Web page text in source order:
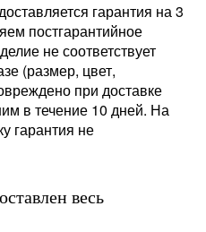
гарантия на 3
постгарантийное
не соответствует
(размер, цвет,
при доставке
в течение 10 дней. На
гарантия не
весь